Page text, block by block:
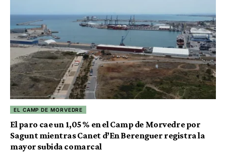
EL CAMP DE MORVEDRE
El paro cae un 1,05 % en el Camp de Morvedre por
Sagunt mientras Canet d’En Berenguer registra la
mayor subida comarcal